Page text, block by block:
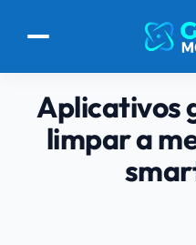
Aplicativos
limpar a